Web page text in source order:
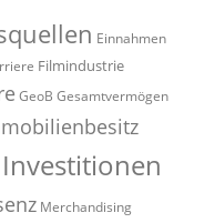
Einnahmen
Filmindustrie
GeoB Gesamtvermögen
Investitionen
Merchandising